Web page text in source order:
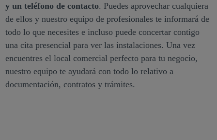
y un teléfono de contacto. Puedes aprovechar cualquiera
de ellos y nuestro equipo de profesionales te informará de
todo lo que necesites e incluso puede concertar contigo
una cita presencial para ver las instalaciones. Una vez
encuentres el local comercial perfecto para tu negocio,
nuestro equipo te ayudará con todo lo relativo a
documentación, contratos y trámites.